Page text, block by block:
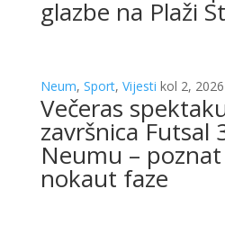
glazbe na Plaži
Neum, Sport, Vijesti kol 2, 2026
Večeras
završnica Futsal
Neumu –
nokaut faze